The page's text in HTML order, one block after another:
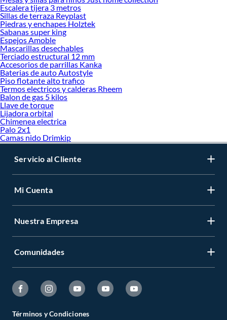
Escalera tijera 3 metros
Sillas de terraza Reyplast
Piedras y enchapes Holztek
Sabanas super king
Espejos Amoble
Mascarillas desechables
Terciado estructural 12 mm
Accesorios de parrillas Kanka
Baterias de auto Autostyle
Piso flotante alto trafico
Termos electricos y calderas Rheem
Balon de gas 5 kilos
Llave de torque
Lijadora orbital
Chimenea electrica
Palo 2x1
Camas nido Drimkip
Servicio al Cliente
Mi Cuenta
Nuestra Empresa
Comunidades
Términos y Condiciones